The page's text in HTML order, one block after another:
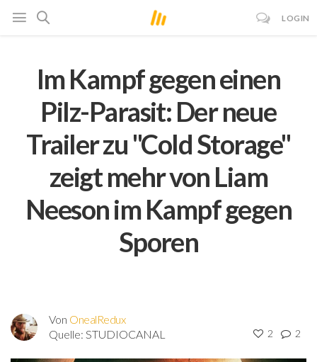
LOGIN
Im Kampf gegen einen
Pilz-Parasit: Der neue
Trailer zu "Cold Storage"
zeigt mehr von Liam
Neeson im Kampf gegen
Sporen
Von OnealRedux
Quelle: STUDIOCANAL 2 2